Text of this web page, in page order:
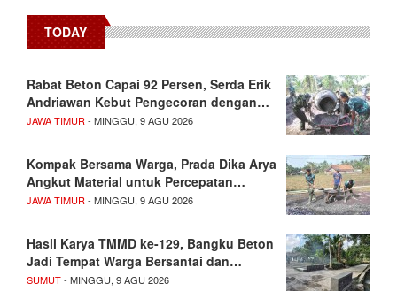
TODAY
Rabat Beton Capai 92 Persen, Serda Erik
Andriawan Kebut Pengecoran dengan…
JAWA TIMUR- MINGGU, 9 AGU 2026
Kompak Bersama Warga, Prada Dika Arya
Angkut Material untuk Percepatan…
JAWA TIMUR- MINGGU, 9 AGU 2026
Hasil Karya TMMD ke-129, Bangku Beton
Jadi Tempat Warga Bersantai dan…
SUMUT- MINGGU, 9 AGU 2026